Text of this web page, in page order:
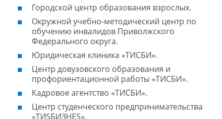
Городской центр образования взрослых.
Окружной учебно-методический центр по
обучению инвалидов Приволжского
Федерального округа.
Юридическая клиника «ТИСБИ».
Центр довузовского образования и
профориентационной работы «ТИСБИ».
Кадровое агентство «ТИСБИ».
Центр студенческого предпринимательства
«ТИSБИЗНЕS».